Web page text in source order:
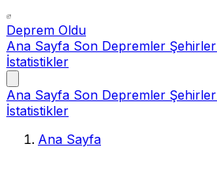
Deprem Oldu
Ana Sayfa Son Depremler Şehirler
İstatistikler
Ana Sayfa Son Depremler Şehirler
İstatistikler
Ana Sayfa